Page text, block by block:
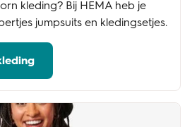
kleding? Bij HEMA heb je
jumpsuits en kledingsetjes.